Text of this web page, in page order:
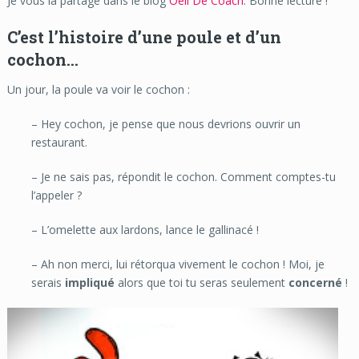
C’est l’histoire d’une poule et d’un
cochon…
Un jour, la poule va voir le cochon :
– Hey cochon, je pense que nous devrions ouvrir un
restaurant.
– Je ne sais pas, répondit le cochon. Comment comptes-tu
l’appeler ?
– L’omelette aux lardons, lance le gallinacé !
– Ah non merci, lui rétorqua vivement le cochon ! Moi, je
serais impliqué alors que toi tu seras seulement concerné !